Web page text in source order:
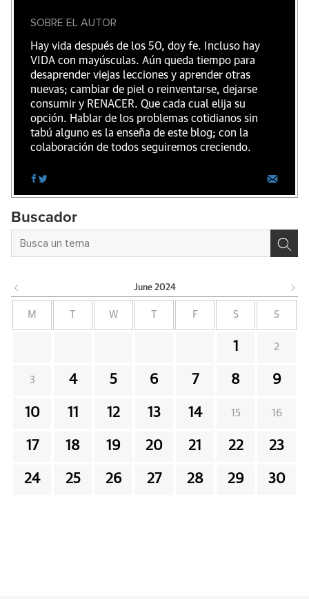
SOBRE EL AUTOR
Hay vida después de los 50, doy fe. Incluso hay
VIDA con mayúsculas. Aún queda tiempo para
desaprender viejas lecciones y aprender otras
nuevas; cambiar de piel o reinventarse, dejarse
consumir y RENACER. Que cada cual elija su
opción. Hablar de los problemas cotidianos sin
tabú alguno es la enseña de este blog; con la
colaboración de todos seguiremos creciendo.
Buscador
June 2024
M W F S S
1 2
3 4 5 6 7 8 9
10 11 12 13 14 15 16
17 18 19 20 21 22 23
24 25 26 27 28 29 30